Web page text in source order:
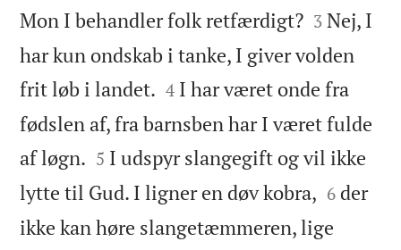
Mon I behandler folk retfærdigt?
3 Nej, I
har kun ondskab i tanke, I giver volden
frit løb i landet. 

4 I har været onde fra
fødslen af, fra barnsben har I været fulde
af løgn. 

5 I udspyr slangegift og vil ikke
lytte til Gud. I ligner en døv kobra, 

6 der
ikke kan høre slangetæmmeren, lige